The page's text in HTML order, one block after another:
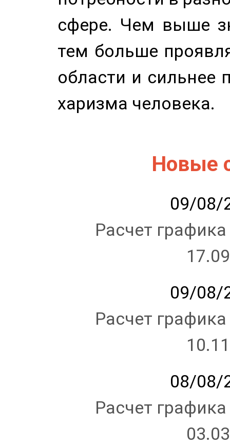
сфере. Чем выше
тем больше
области и сильнее
харизма человека.
Новые
09/08/
Расчет
09/08/
Расчет
08/08/
Расчет